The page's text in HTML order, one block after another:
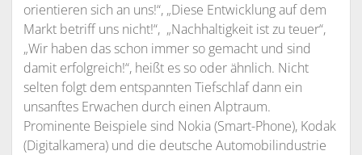
orientieren sich an uns!“, „Diese Entwicklung auf dem
Markt betriff uns nicht!“, „Nachhaltigkeit ist zu teuer“,
„Wir haben das schon immer so gemacht und sind
damit erfolgreich!“, heißt es so oder ähnlich. Nicht
selten folgt dem entspannten Tiefschlaf dann ein
unsanftes Erwachen durch einen Alptraum.
Prominente Beispiele sind Nokia (Smart-Phone), Kodak
(Digitalkamera) und die deutsche Automobilindustrie